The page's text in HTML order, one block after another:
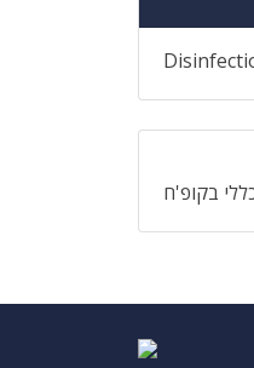
בקופ'ח